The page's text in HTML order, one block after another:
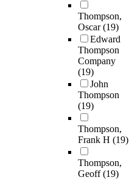
Thompson,
Oscar(19)
Edward
Thompson
Company
(19)
John
Thompson
(19)
Thompson,
Frank H (19)
Thompson,
Geoff(19)